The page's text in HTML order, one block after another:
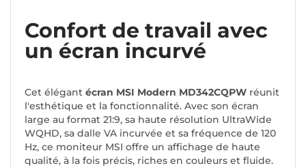
Confort de travail avec
un écran incurvé
Cet élégant écran MSI Modern MD342CQPW réunit
l'esthétique et la fonctionnalité. Avec son écran
large au format 21:9, sa haute résolution UltraWide
WQHD, sa dalle VA incurvée et sa fréquence de 120
Hz, ce moniteur MSI offre un affichage de haute
qualité, à la fois précis, riches en couleurs et fluide.